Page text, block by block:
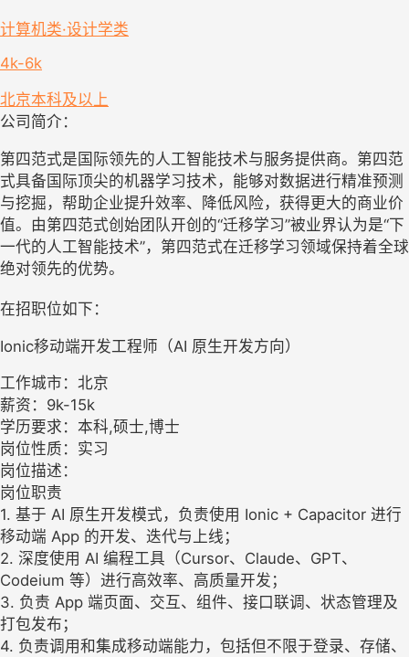
计算机类·设计学类
4k-6k
北京本科及以上
公司简介：
第四范式是国际领先的人工智能技术与服务提供商。第四范
式具备国际顶尖的机器学习技术，能够对数据进行精准预测
与挖掘，帮助企业提升效率、降低风险，获得更大的商业价
值。由第四范式创始团队开创的“迁移学习”被业界认为是“下
一代的人工智能技术”，第四范式在迁移学习领域保持着全球
绝对领先的优势。
在招职位如下：
Ionic移动端开发工程师（AI 原生开发方向）
工作城市：北京
薪资：9k-15k
学历要求：本科,硕士,博士
岗位性质：实习
岗位描述：
岗位职责
1. 基于 AI 原生开发模式，负责使用 Ionic + Capacitor 进行
移动端 App 的开发、迭代与上线；
2. 深度使用 AI 编程工具（Cursor、Claude、GPT、
Codeium 等）进行高效率、高质量开发；
3. 负责 App 端页面、交互、组件、接口联调、状态管理及
打包发布；
4. 负责调用和集成移动端能力，包括但不限于登录、存储、